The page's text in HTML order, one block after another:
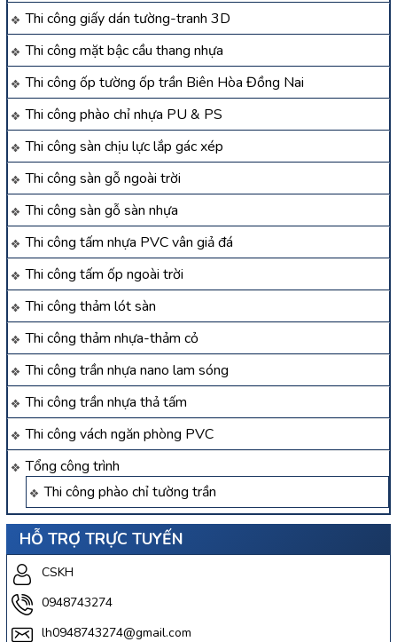
Thi công giấy dán tường-tranh 3D
Thi công mặt bậc cầu thang nhựa
Thi công ốp tường ốp trần Biên Hòa Đồng Nai
Thi công phào chỉ nhựa PU & PS
Thi công sàn chịu lực lắp gác xép
Thi công sàn gỗ ngoài trời
Thi công sàn gỗ sàn nhựa
Thi công tấm nhựa PVC vân giả đá
Thi công tấm ốp ngoài trời
Thi công thảm lót sàn
Thi công thảm nhựa-thảm cỏ
Thi công trần nhựa nano lam sóng
Thi công trần nhựa thả tấm
Thi công vách ngăn phòng PVC
Tổng công trình
Thi công phào chỉ tường trần
HỖ TRỢ TRỰC TUYẾN
CSKH
0948743274
lh0948743274@gmail.com